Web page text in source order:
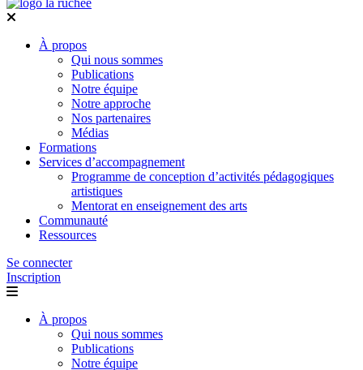
À propos
Qui nous sommes
Publications
Notre équipe
Notre approche
Nos partenaires
Médias
Formations
Services d’accompagnement
Programme de conception d’activités pédagogiques
artistiques
Mentorat en enseignement des arts
Communauté
Ressources
Se connecter
Inscription
À propos
Qui nous sommes
Publications
Notre équipe